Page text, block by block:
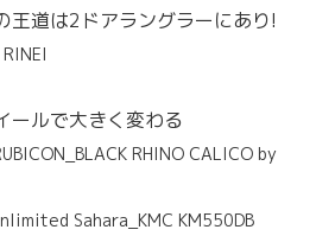
王道は2ドアラングラーにあり!
ールで大きく変わる
RHINO CALICO by
Sahara_KMC KM550DB